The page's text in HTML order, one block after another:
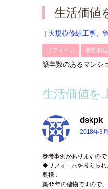
生活価値
大規模修繕工事、
リフォーム 優先順位
築年数のあるマンシ
生活価値を
dskpkよ
:
2018年3
参考事例がありますので
◆リフォームを考えられ
奥様：
築45年の建物ですので